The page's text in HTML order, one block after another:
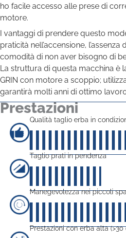
ho facile accesso alle prese di
motore.
I vantaggi di prendere questo
praticità nell’accensione, l’assenza
comodità di non aver bisogno di
La struttura di questa macchina è
GRIN con motore a scoppio;
garantirà molti anni di ottimo
Prestazioni
Qualità taglio erba in
Taglio prati in pendenza
Manegevolezza nei piccoli
Prestazioni con erba alta (>30